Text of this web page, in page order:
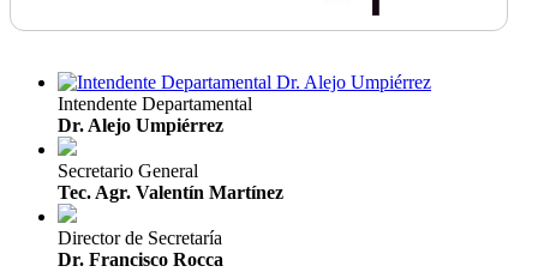
Intendente Departamental
Dr. Alejo Umpiérrez
Secretario General
Tec. Agr. Valentín Martínez
Director de Secretaría
Dr. Francisco Rocca